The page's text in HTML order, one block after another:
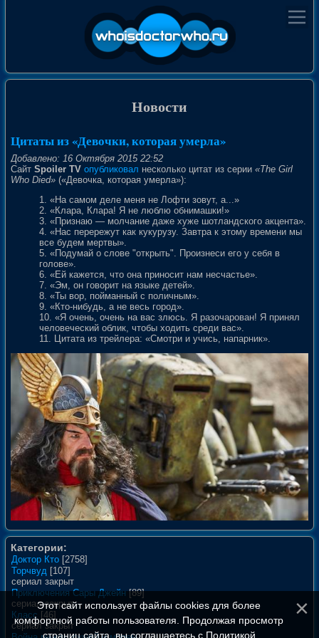
Новости
Цитаты из «Девочки, которая умерла»
Добавлено: 16 Октября 2015 22:52
Сайт Spoiler TV опубликовал несколько цитат из серии «The Girl
Who Died» («Девочка, которая умерла»):
1. «На самом деле меня не Лофти зовут, а...»
2. «Клара, Клара! Я не люблю обнимашки!»
3. «Признаю — молчание даже хуже шотландского акцента».
4. «Нас перережут как кукурузу. Завтра к этому времени мы
все будем мертвы».
5. «Подумай о слове "открыть". Произнеси его у себя в
голове».
6. «Ей кажется, что она приносит нам несчастье».
7. «Эм, он говорит на языке детей».
8. «Ты вор, пойманный с поличным».
9. «Кто-нибудь, а не весь город».
10. «Я очень, очень на вас злюсь. Я разочарован! Я принял
человеческий облик, чтобы ходить среди вас».
11. Цитата из трейлера: «Смотри и учись, напарник».
Категории:
Доктор Кто [2758]
Торчвуд [107]
сериал закрыт
Приключения Сары Джейн [89]
сериал закрыт
Класс [46]
сериал закрыт
Этот сайт использует файлы cookies для более
комфортной работы пользователя. Продолжая просмотр
страниц сайта, вы соглашаетесь с Политикой